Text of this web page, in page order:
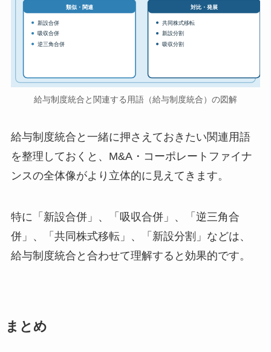
類似・関連
新設合併
吸収合併
逆三角合併
対比・発展
共同株式移転
新設分割
吸収分割
給与制度統合と関連する用語（給与制度統合）の図解
給与制度統合と一緒に押さえておきたい関連用語
を整理しておくと、M&A・コーポレートファイナ
ンスの全体像がより立体的に見えてきます。
特に「新設合併」、「吸収合併」、「逆三角合
併」、「共同株式移転」、「新設分割」などは、
給与制度統合と合わせて理解すると効果的です。
まとめ